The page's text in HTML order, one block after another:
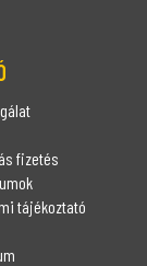
fizetés
tájékoztató